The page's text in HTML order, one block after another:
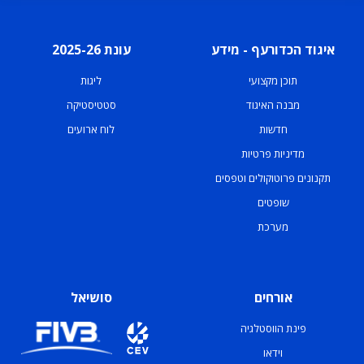
איגוד הכדורעף - מידע
תוכן מקצועי
מבנה האיגוד
חדשות
מדיניות פרטיות
תקנונים פרוטוקולים וטפסים
שופטים
מערכת
עונת 2025-26
ליגות
סטטיסטיקה
לוח ארועים
אורחים
פינת הווסטלגיה
וידאו
סושיאל